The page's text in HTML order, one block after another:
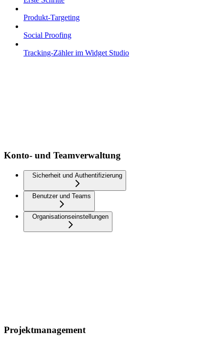
Produkt-Targeting
Social Proofing
Tracking-Zähler im Widget Studio
Konto- und Teamverwaltung
Sicherheit und Authentifizierung
Benutzer und Teams
Organisationseinstellungen
Projektmanagement